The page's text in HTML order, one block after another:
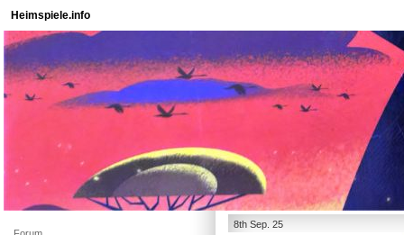
Heimspiele.info
8th Sep. 25